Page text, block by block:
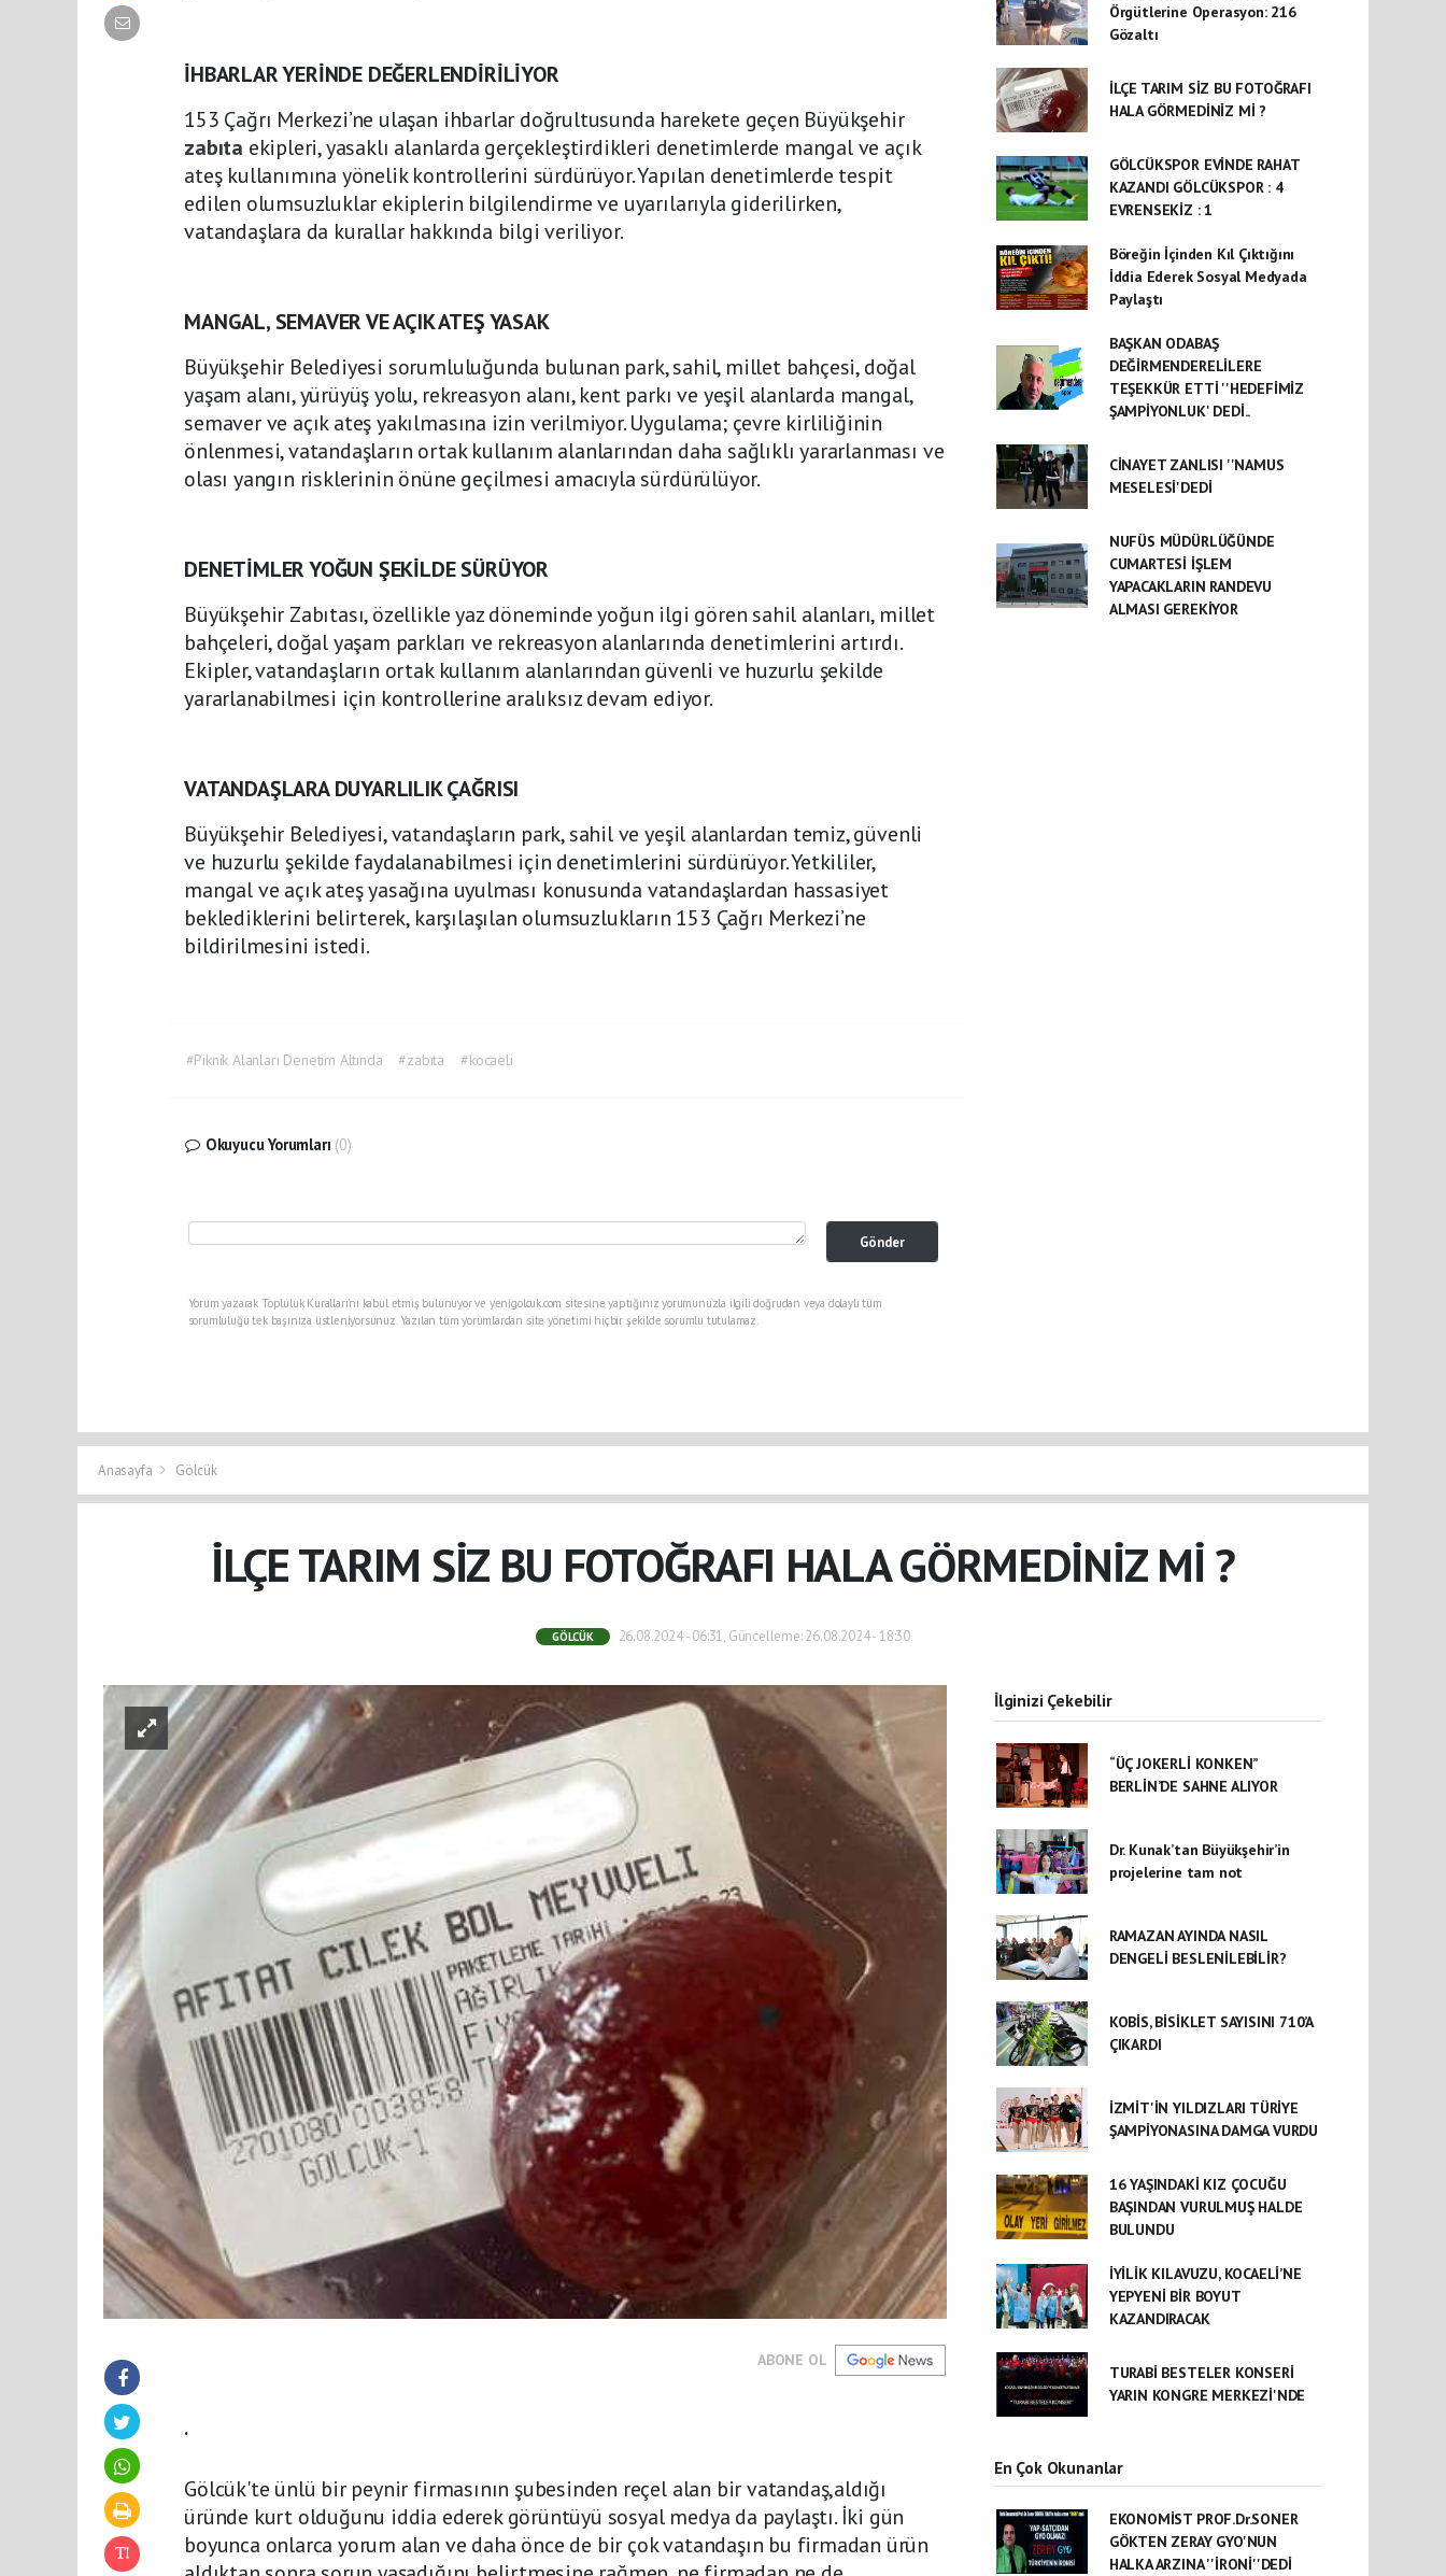
İHBARLAR YERİNDE DEĞERLENDİRİLİYOR
153 Çağrı Merkezi’ne ulaşan ihbarlar doğrultusunda harekete geçen Büyükşehir
zabıta ekipleri, yasaklı alanlarda gerçekleştirdikleri denetimlerde mangal ve açık
ateş kullanımına yönelik kontrollerini sürdürüyor. Yapılan denetimlerde tespit
edilen olumsuzluklar ekiplerin bilgilendirme ve uyarılarıyla giderilirken,
vatandaşlara da kurallar hakkında bilgi veriliyor.
MANGAL, SEMAVER VE AÇIK ATEŞ YASAK
Büyükşehir Belediyesi sorumluluğunda bulunan park, sahil, millet bahçesi, doğal
yaşam alanı, yürüyüş yolu, rekreasyon alanı, kent parkı ve yeşil alanlarda mangal,
semaver ve açık ateş yakılmasına izin verilmiyor. Uygulama; çevre kirliliğinin
önlenmesi, vatandaşların ortak kullanım alanlarından daha sağlıklı yararlanması ve
olası yangın risklerinin önüne geçilmesi amacıyla sürdürülüyor.
DENETİMLER YOĞUN ŞEKİLDE SÜRÜYOR
Büyükşehir Zabıtası, özellikle yaz döneminde yoğun ilgi gören sahil alanları, millet
bahçeleri, doğal yaşam parkları ve rekreasyon alanlarında denetimlerini artırdı.
Ekipler, vatandaşların ortak kullanım alanlarından güvenli ve huzurlu şekilde
yararlanabilmesi için kontrollerine aralıksız devam ediyor.
VATANDAŞLARA DUYARLILIK ÇAĞRISI
Büyükşehir Belediyesi, vatandaşların park, sahil ve yeşil alanlardan temiz, güvenli
ve huzurlu şekilde faydalanabilmesi için denetimlerini sürdürüyor. Yetkililer,
mangal ve açık ateş yasağına uyulması konusunda vatandaşlardan hassasiyet
beklediklerini belirterek, karşılaşılan olumsuzlukların 153 Çağrı Merkezi’ne
bildirilmesini istedi.
#Piknik Alanları Denetim Altında #zabıta #kocaeli
Okuyucu Yorumları (0)
Gönder
Yorum yazarak Topluluk Kuralları’nı kabul etmiş bulunuyor ve yenigolcuk.com sitesine yaptığınız yorumunuzla ilgili doğrudan veya dolaylı tüm
sorumluluğu tek başınıza üstleniyorsunuz. Yazılan tüm yorumlardan site yönetimi hiçbir şekilde sorumlu tutulamaz.
Örgütlerine Operasyon: 216
Gözaltı
İLÇE TARIM SİZ BU FOTOĞRAFI
HALA GÖRMEDİNİZ Mİ ?
GÖLCÜKSPOR EVİNDE RAHAT
KAZANDI GÖLCÜKSPOR : 4
EVRENSEKİZ : 1
Böreğin İçinden Kıl Çıktığını
İddia Ederek Sosyal Medyada
Paylaştı
BAŞKAN ODABAŞ
DEĞİRMENDERELİLERE
TEŞEKKÜR ETTİ ''HEDEFİMİZ
ŞAMPİYONLUK' DEDİ..
CİNAYET ZANLISI ''NAMUS
MESELESİ'DEDİ
NUFÜS MÜDÜRLÜĞÜNDE
CUMARTESİ İŞLEM
YAPACAKLARIN RANDEVU
ALMASI GEREKİYOR
Anasayfa Gölcük
İLÇE TARIM SİZ BU FOTOĞRAFI HALA GÖRMEDİNİZ Mİ ?
GÖLCÜK 26.08.2024 - 06:31, Güncelleme: 26.08.2024 - 18:30
ABONE OL
.
Gölcük'te ünlü bir peynir firmasının şubesinden reçel alan bir vatandaş,aldığı
üründe kurt olduğunu iddia ederek görüntüyü sosyal medya da paylaştı. İki gün
boyunca onlarca yorum alan ve daha önce de bir çok vatandaşın bu firmadan ürün
İlginizi Çekebilir
“ÜÇ JOKERLİ KONKEN”
BERLİN’DE SAHNE ALIYOR
Dr. Kunak’tan Büyükşehir’in
projelerine tam not
RAMAZAN AYINDA NASIL
DENGELİ BESLENİLEBİLİR?
KOBİS, BİSİKLET SAYISINI 710’A
ÇIKARDI
İZMİT'İN YILDIZLARI TÜRİYE
ŞAMPİYONASINA DAMGA VURDU
16 YAŞINDAKİ KIZ ÇOCUĞU
BAŞINDAN VURULMUŞ HALDE
BULUNDU
İYİLİK KILAVUZU, KOCAELİ’NE
YEPYENİ BİR BOYUT
KAZANDIRACAK
TURABİ BESTELER KONSERİ
YARIN KONGRE MERKEZİ'NDE
En Çok Okunanlar
EKONOMİST PROF.Dr.SONER
GÖKTEN ZERAY GYO'NUN
HALKA ARZINA ''İRONİ''DEDİ